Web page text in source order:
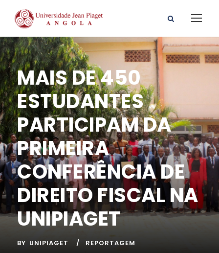
MAIS DE 450
ESTUDANTES
PARTICIPAM DA
PRIMEIRA
CONFERÊNCIA DE
DIREITO FISCAL NA
UNIPIAGET
BY UNIPIAGET REPORTAGEM